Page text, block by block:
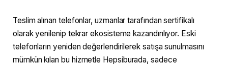
Teslim alınan telefonlar, uzmanlar tarafından sertifikalı
olarak yenilenip tekrar ekosisteme kazandırılıyor. Eski
telefonların yeniden değerlendirilerek satışa sunulmasını
mümkün kılan bu hizmetle Hepsiburada, sadece